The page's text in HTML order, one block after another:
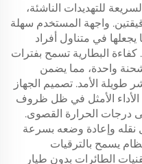
للتهديدات الناشئة،
واجهة المستخدم سهلة
يجعلها في متناول أفراد
كفاءة البطارية تسمح بفترات
إلى 8 ساعات بشحنة واحدة، مما يضمن
طويلة الأمد. تصميم الجهاز
الأداء الأمثل في ظل ظروف
درجات الحرارة القصوى.
نقله وإعادة وضعه بسرعة
يسمح بالترقيات
الطائرات بدون طيار